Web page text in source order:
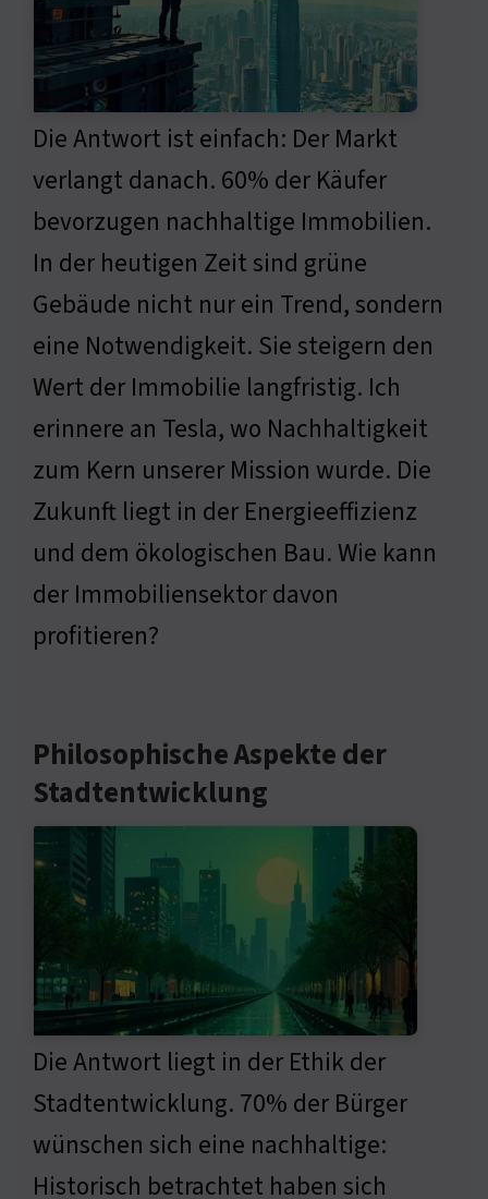
Die Antwort ist einfach: Der Markt
verlangt danach. 60% der Käufer
bevorzugen nachhaltige Immobilien.
In der heutigen Zeit sind grüne
Gebäude nicht nur ein Trend, sondern
eine Notwendigkeit. Sie steigern den
Wert der Immobilie langfristig. Ich
erinnere an Tesla, wo Nachhaltigkeit
zum Kern unserer Mission wurde. Die
Zukunft liegt in der Energieeffizienz
und dem ökologischen Bau. Wie kann
der Immobiliensektor davon
profitieren?
Philosophische Aspekte der
Stadtentwicklung
Die Antwort liegt in der Ethik der
Stadtentwicklung. 70% der Bürger
wünschen sich eine nachhaltige:
Historisch betrachtet haben sich